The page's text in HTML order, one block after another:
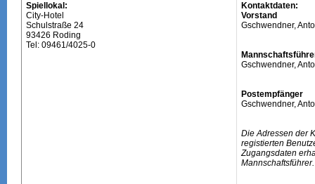
Spiellokal:
City-Hotel
Schulstraße 24
93426 Roding
Tel: 09461/4025-0
Kontaktdaten:
Vorstand
Gschwendner,
Gschwendner,
Postempfänger
Gschwendner,
Die Adressen der
registierten
Zugangsdaten
Mannschaftsführer.